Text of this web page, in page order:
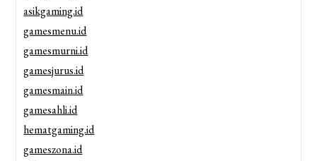
asikgaming.id
gamesmenu.id
gamesmurni.id
gamesjurus.id
gamesmain.id
gamesahli.id
hematgaming.id
gameszona.id